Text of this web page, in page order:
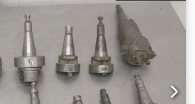
de corte con sistema de
de taladrado: 70 mm -
-Dimensiones: 825/65/70 mm
-Peso: 18 kg